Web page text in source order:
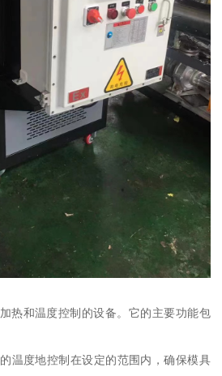
热和温度控制的设备。它的主要功能包
温度地控制在设定的范围内，确保模具